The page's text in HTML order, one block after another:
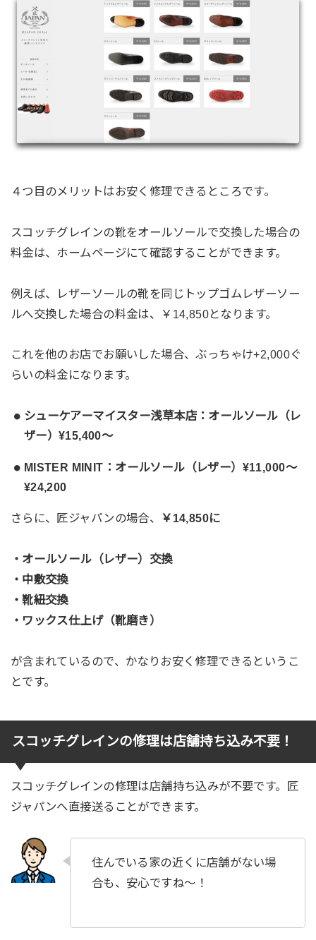
４つ目のメリットはお安く修理できるところです。
スコッチグレインの靴をオールソールで交換した場合の
料金は、ホームページにて確認することができます。
例えば、レザーソールの靴を同じトップゴムレザーソー
ルへ交換した場合の料金は、￥14,850となります。
これを他のお店でお願いした場合、ぶっちゃけ+2,000ぐ
らいの料金になります。
シューケアーマイスター浅草本店：オールソール（レ
ザー）¥15,400〜
MISTER MINIT：オールソール（レザー）¥11,000〜
¥24,200
さらに、匠ジャパンの場合、 ￥14,850に
・オールソール（レザー）交換
・中敷交換
・靴紐交換
・ワックス仕上げ（靴磨き）
が含まれているので、かなりお安く修理できるというこ
とです。
スコッチグレインの修理は店舗持ち込み不要！
スコッチグレインの修理は店舗持ち込みが不要です。匠
ジャパンへ直接送ることができます。
住んでいる家の近くに店舗がない場
合も、安心ですね〜！